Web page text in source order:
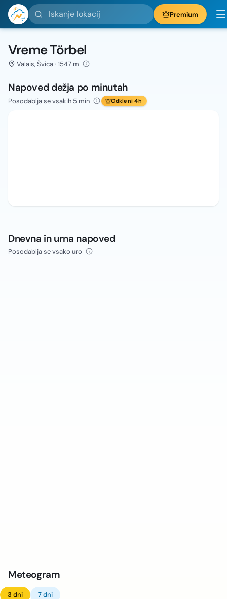
Iskanje lokacij Premium
Vreme Törbel
Valais, Švica · 1547 m
Napoved dežja po minutah
Posodablja se vsakih 5 min Odkleni 4h
Dnevna in urna napoved
Posodablja se vsako uro
Meteogram
3 dni 7 dni